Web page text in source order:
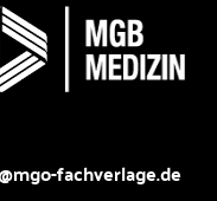
fachverlage.de